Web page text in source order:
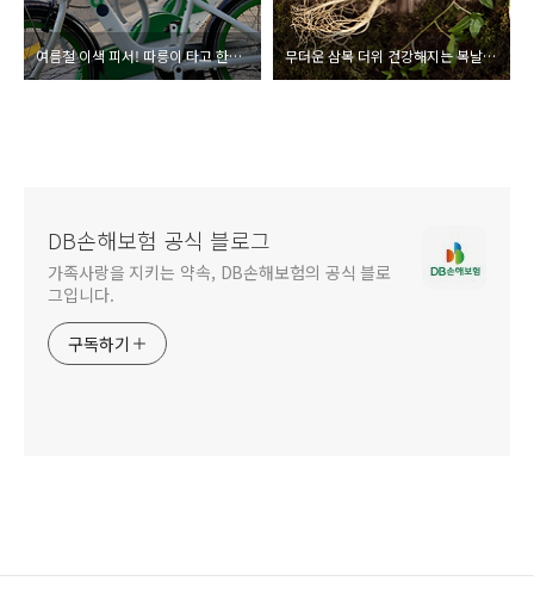
여름철 이색 피서! 따릉이 타고 한강으로 떠나보자! 무더운 삼복 더위 건강해지는 복날 음식 추천!
DB손해보험 공식 블로그
가족사랑을 지키는 약속, DB손해보험의 공식 블로
그입니다.
구독하기